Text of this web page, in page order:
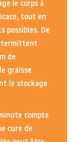
le corps à
tout en
possibles. De
de
graisse
le stockage
compte
cure de